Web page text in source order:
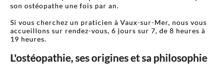
son ostéopathe une fois par an.
Si vous cherchez un praticien à Vaux-sur-Mer, nous vous
accueillons sur rendez-vous, 6 jours sur 7, de 8 heures à
19 heures.
L'ostéopathie, ses origines et sa philosophie